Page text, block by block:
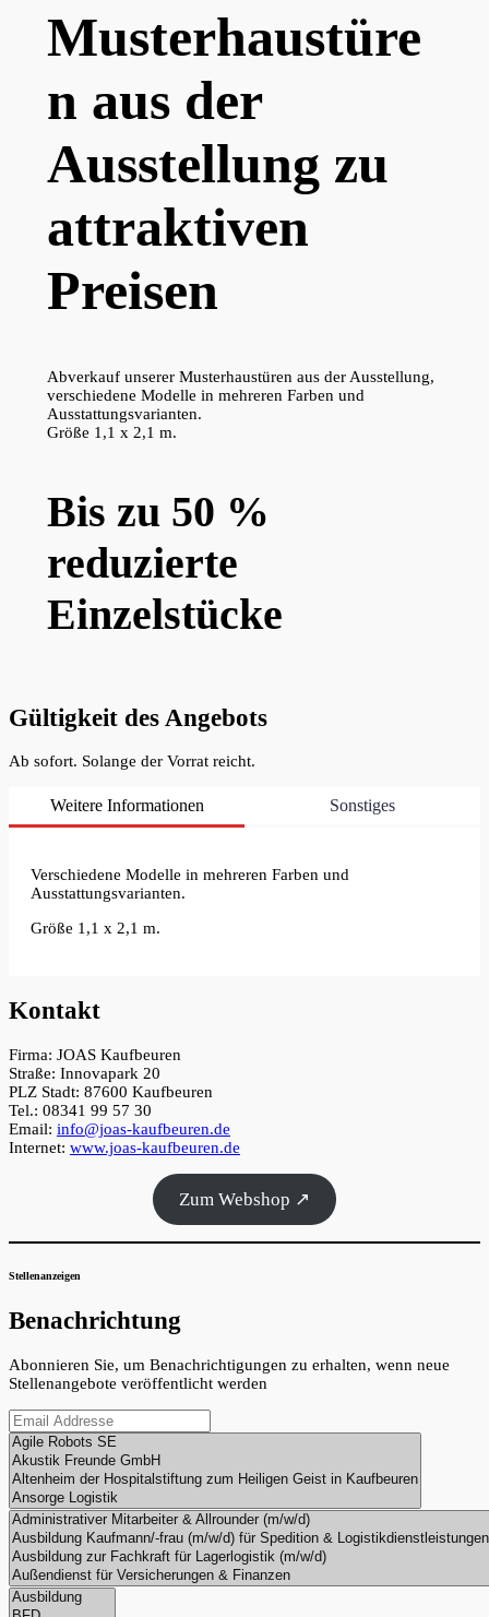
Musterhaustüre
n aus der
Ausstellung zu
attraktiven
Preisen
Abverkauf unserer Musterhaustüren aus der Ausstellung,
verschiedene Modelle in mehreren Farben und
Ausstattungsvarianten.
Größe 1,1 x 2,1 m.
Bis zu 50 %
reduzierte
Einzelstücke
Gültigkeit des Angebots
Ab sofort. Solange der Vorrat reicht.
Weitere Informationen Sonstiges
Verschiedene Modelle in mehreren Farben und
Ausstattungsvarianten.
Größe 1,1 x 2,1 m.
Kontakt
Firma: JOAS Kaufbeuren
Straße: Innovapark 20
PLZ Stadt: 87600 Kaufbeuren
Tel.: 08341 99 57 30
Email: info@joas-kaufbeuren.de
Internet: www.joas-kaufbeuren.de
Zum Webshop ↗
Stellenanzeigen
Benachrichtung
Abonnieren Sie, um Benachrichtigungen zu erhalten, wenn neue
Stellenangebote veröffentlicht werden